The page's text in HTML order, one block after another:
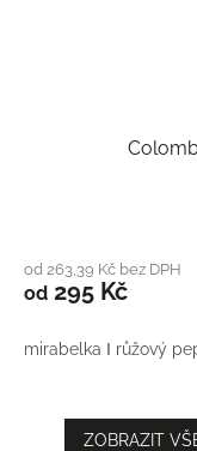
od 263,39 Kč bez DPH
od 295 Kč
mirabelka Ι růžový
ZOBRAZIT